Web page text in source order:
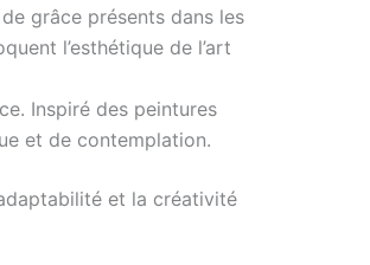
de grâce présents dans les
l’esthétique de l’art
Inspiré des peintures
et de contemplation.
et la créativité